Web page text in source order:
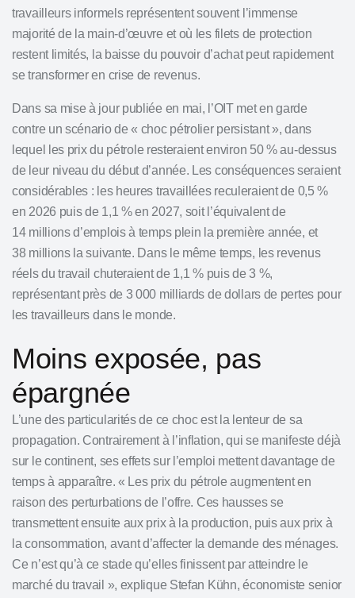
travailleurs informels représentent souvent l’immense
majorité de la main-d’œuvre et où les filets de protection
restent limités, la baisse du pouvoir d’achat peut rapidement
se transformer en crise de revenus.
Dans sa mise à jour publiée en mai, l’OIT met en garde
contre un scénario de « choc pétrolier persistant », dans
lequel
les prix du pétrole resteraient environ 50 % au-dessus
de leur niveau du début d’année. Les conséquences seraient
considérables : les heures travaillées reculeraient de 0,5 %
en 2026 puis de 1,1 % en 2027, soit l’équivalent de
14 millions d’emplois à temps plein la première année, et
38 millions la suivante. Dans le même temps, les revenus
réels du travail chuteraient de 1,1 % puis de 3 %,
représentant près de 3 000 milliards de dollars de pertes pour
les travailleurs dans le monde.
Moins exposée, pas
épargnée
L’une des particularités de ce choc est la lenteur de sa
propagation. Contrairement à l’inflation, qui se manifeste déjà
sur le continent, ses effets sur l’emploi mettent davantage de
temps à apparaître. « Les prix du pétrole augmentent en
raison des perturbations de l’offre. Ces hausses se
transmettent ensuite aux prix à la production, puis aux prix à
la consommation, avant d’affecter la demande des ménages.
Ce n’est qu’à ce stade qu’elles finissent par atteindre le
marché du travail », explique Stefan Kühn, économiste senior